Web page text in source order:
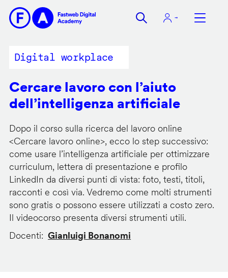
contenuto
Digital workplace
Cercare lavoro con l’aiuto
dell’intelligenza artificiale
Dopo il corso sulla ricerca del lavoro online
<Cercare lavoro online>, ecco lo step successivo:
come usare l’intelligenza artificiale per ottimizzare
curriculum, lettera di presentazione e profilo
LinkedIn da diversi punti di vista: foto, testi, titoli,
racconti e così via. Vedremo come molti strumenti
sono gratis o possono essere utilizzati a costo zero.
Il videocorso presenta diversi strumenti utili.
Docenti
Gianluigi Bonanomi